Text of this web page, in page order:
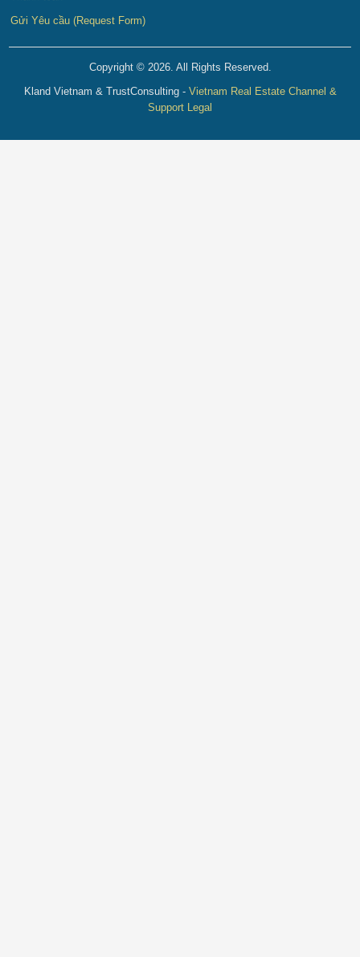
Gửi Yêu cầu (Request Form)
Copyright © 2026. All Rights Reserved.
Kland Vietnam & TrustConsulting - Vietnam Real Estate Channel &
Support Legal